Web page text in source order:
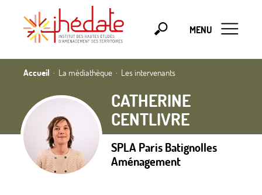
MENU
Accueil La médiathèque Les intervenants
CATHERINE
CENTLIVRE
SPLA Paris Batignolles
Aménagement